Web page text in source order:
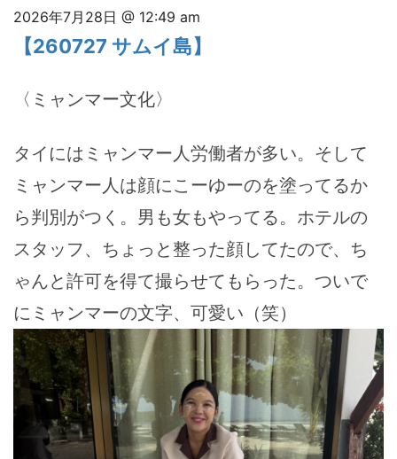
2026年7月28日 @ 12:49 am
【260727 サムイ島】
〈ミャンマー文化〉
タイにはミャンマー人労働者が多い。そして
ミャンマー人は顔にこーゆーのを塗ってるか
ら判別がつく。男も女もやってる。ホテルの
スタッフ、ちょっと整った顔してたので、ち
ゃんと許可を得て撮らせてもらった。ついで
にミャンマーの文字、可愛い（笑）